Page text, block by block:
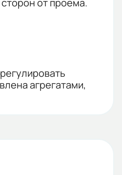
от проема.
агрегатами,